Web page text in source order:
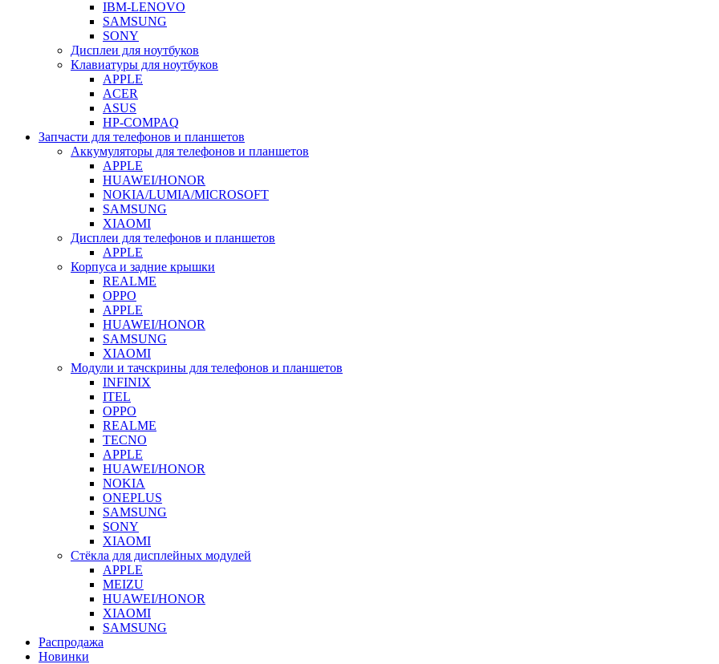
IBM-LENOVO
SAMSUNG
SONY
Дисплеи для ноутбуков
Клавиатуры для ноутбуков
APPLE
ACER
ASUS
HP-COMPAQ
Запчасти для телефонов и планшетов
Аккумуляторы для телефонов и планшетов
APPLE
HUAWEI/HONOR
NOKIA/LUMIA/MICROSOFT
SAMSUNG
XIAOMI
Дисплеи для телефонов и планшетов
APPLE
Корпуса и задние крышки
REALME
OPPO
APPLE
HUAWEI/HONOR
SAMSUNG
XIAOMI
Модули и тачскрины для телефонов и планшетов
INFINIX
ITEL
OPPO
REALME
TECNO
APPLE
HUAWEI/HONOR
NOKIA
ONEPLUS
SAMSUNG
SONY
XIAOMI
Стёкла для дисплейных модулей
APPLE
MEIZU
HUAWEI/HONOR
XIAOMI
SAMSUNG
Распродажа
Новинки